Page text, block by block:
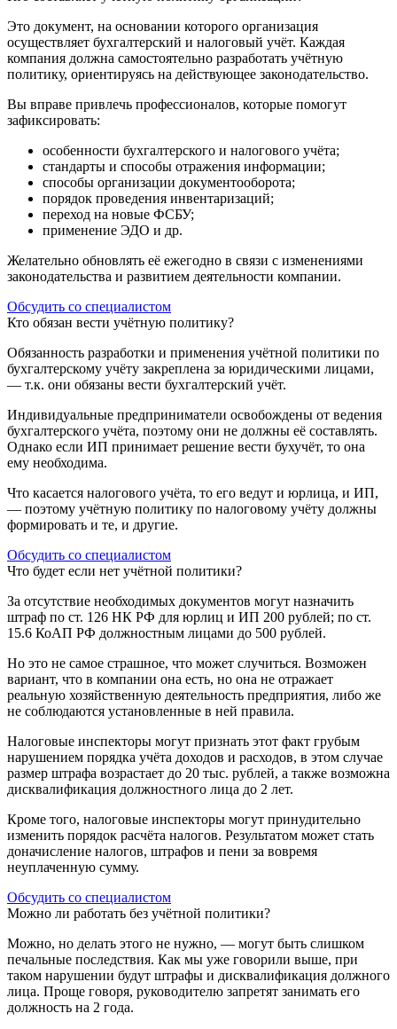
Это документ, на основании которого организация
осуществляет бухгалтерский и налоговый учёт. Каждая
компания должна самостоятельно разработать учётную
политику, ориентируясь на действующее законодательство.
Вы вправе привлечь профессионалов, которые помогут
зафиксировать:
особенности бухгалтерского и налогового учёта;
стандарты и способы отражения информации;
способы организации документооборота;
порядок проведения инвентаризаций;
переход на новые ФСБУ;
применение ЭДО и др.
Желательно обновлять её ежегодно в связи с изменениями
законодательства и развитием деятельности компании.
Обсудить со специалистом
Кто обязан вести учётную политику?
Обязанность разработки и применения учётной политики по
бухгалтерскому учёту закреплена за юридическими лицами,
— т.к. они обязаны вести бухгалтерский учёт.
Индивидуальные предприниматели освобождены от ведения
бухгалтерского учёта, поэтому они не должны её составлять.
Однако если ИП принимает решение вести бухучёт, то она
ему необходима.
Что касается налогового учёта, то его ведут и юрлица, и ИП,
— поэтому учётную политику по налоговому учёту должны
формировать и те, и другие.
Обсудить со специалистом
Что будет если нет учётной политики?
За отсутствие необходимых документов могут назначить
штраф по ст. 126 НК РФ для юрлиц и ИП 200 рублей; по ст.
15.6 КоАП РФ должностным лицами до 500 рублей.
Но это не самое страшное, что может случиться. Возможен
вариант, что в компании она есть, но она не отражает
реальную хозяйственную деятельность предприятия, либо же
не соблюдаются установленные в ней правила.
Налоговые инспекторы могут признать этот факт грубым
нарушением порядка учёта доходов и расходов, в этом случае
размер штрафа возрастает до 20 тыс. рублей, а также возможна
дисквалификация должностного лица до 2 лет.
Кроме того, налоговые инспекторы могут принудительно
изменить порядок расчёта налогов. Результатом может стать
доначисление налогов, штрафов и пени за вовремя
неуплаченную сумму.
Обсудить со специалистом
Можно ли работать без учётной политики?
Можно, но делать этого не нужно, — могут быть слишком
печальные последствия. Как мы уже говорили выше, при
таком нарушении будут штрафы и дисквалификация должного
лица. Проще говоря, руководителю запретят занимать его
должность на 2 года.